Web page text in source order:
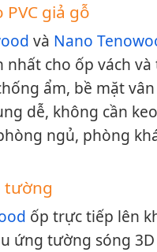
giả gỗ
và Nano
nhất cho ốp vách
ẩm, bề mặt
dễ, không cần
ngủ, phòng
tường
ốp trực tiếp lên
ứng tường sóng